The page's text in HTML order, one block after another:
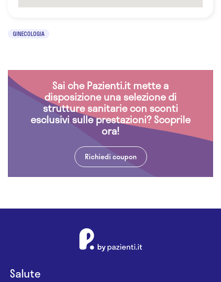
GINECOLOGIA
Sai che Pazienti.it mette a
disposizione una selezione di
strutture sanitarie con sconti
esclusivi sulle prestazioni? Scoprile
ora!
Richiedi coupon
Salute